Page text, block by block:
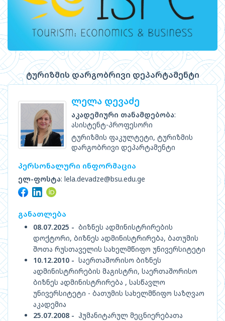
ტურიზმის დარგობრივი დეპარტამენტი
ლელა დევაძე
აკადემიური თანამდებობა:
ასისტენტ-პროფესორი
ტურიზმის ფაკულტეტი, ტურიზმის
დარგობრივი დეპარტამენტი
პერსონალური ინფორმაცია
ელ-ფოსტა: lela.devadze@bsu.edu.ge
განათლება
08.07.2025 - ბიზნეს ადმინისტრირების
დოქტორი, ბიზნეს ადმინისტრირება, ბათუმის
შოთა რუსთაველის სახელმწიფო უნივერსიტეტი
10.12.2010 - საერთაშორისო ბიზნეს
ადმინისტრირების მაგისტრი, საერთაშორისო
ბიზნეს ადმინისტრირება , სასწავლო
უნივერსიტეტი - ბათუმის სახელმწიფო საზღვაო
აკადემია
25.07.2008 - ჰუმანიტარულ მეცნიერებათა